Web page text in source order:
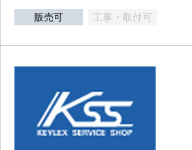
販売可 工事・取付可